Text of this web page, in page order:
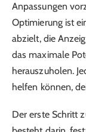
Anpassungen
Optimierung ist
abzielt, die
das maximale
herauszuholen.
helfen können,
Der erste Schritt